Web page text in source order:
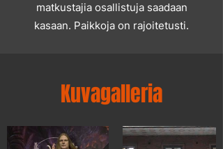
matkustajia osallistuja saadaan
kasaan. Paikkoja on rajoitetusti.
Kuvagalleria